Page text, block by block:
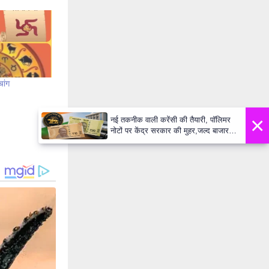
×
नई तकनीक वाली करेंसी की तैयारी, पॉलिमर
नोटों पर केंद्र सरकार की मुहर,जल्द बाजार में
दिखेंगे प्लास्टिक के ₹10 और ₹20 के नोट -